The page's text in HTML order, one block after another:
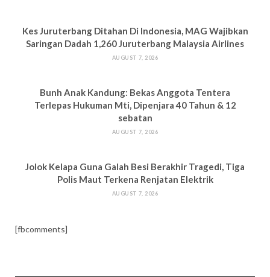
Kes Juruterbang Ditahan Di Indonesia, MAG Wajibkan
Saringan Dadah 1,260 Juruterbang Malaysia Airlines
AUGUST 7, 2026
Bunh Anak Kandung: Bekas Anggota Tentera
Terlepas Hukuman Mti, Dipenjara 40 Tahun & 12
sebatan
AUGUST 7, 2026
Jolok Kelapa Guna Galah Besi Berakhir Tragedi, Tiga
Polis Maut Terkena Renjatan Elektrik
AUGUST 7, 2026
[fbcomments]